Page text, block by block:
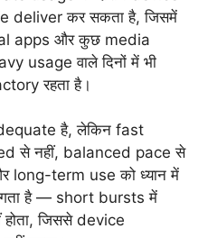
deliver कर सकता है, जिसमें
apps और कुछ media
usage वाले दिनों में भी
रहता है।
है, लेकिन fast
से नहीं, balanced pace से
long-term use को ध्यान में
है — short bursts में
जिससे device